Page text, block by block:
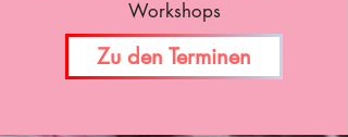
Workshops
Zu den Terminen